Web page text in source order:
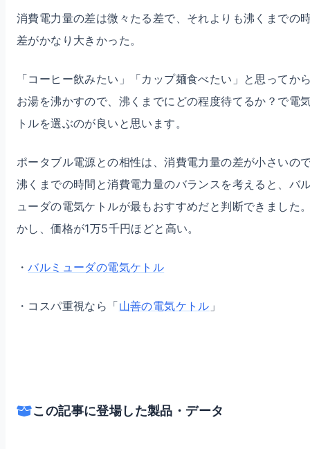
消費電力量の差は微々たる差で、それよりも沸くまでの
差がかなり大きかった。
「コーヒー飲みたい」「カップ麺食べたい」と思ってか
お湯を沸かすので、沸くまでにどの程度待てるか？で電
トルを選ぶのが良いと思います。
ポータブル電源との相性は、消費電力量の差が小さいの
沸くまでの時間と消費電力量のバランスを考えると、バ
ューダの電気ケトルが最もおすすめだと判断できました
かし、価格が1万5千円ほどと高い。
・バルミューダの電気ケトル
・コスパ重視なら「山善の電気ケトル 」
この記事に登場した製品・データ